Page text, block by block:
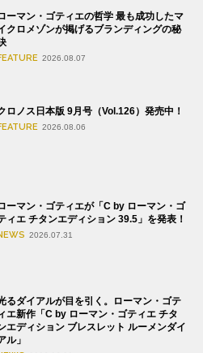
ーマン・ゴティエの哲学 最も成功したマ
クロメゾンが掲げるブランディングの秘
2026.08.07
ロノス日本版 9月号（Vol.126）発売中！
2026.08.06
ーマン・ゴティエが「C by ローマン・ゴ
ィエ チタンエディション 39.5」を発表！
2026.07.31
るダイアルが目を引く。ローマン・ゴテ
エ新作「C by ローマン・ゴティエ チタ
エディション ブレスレット ルーメンダイ
ル」